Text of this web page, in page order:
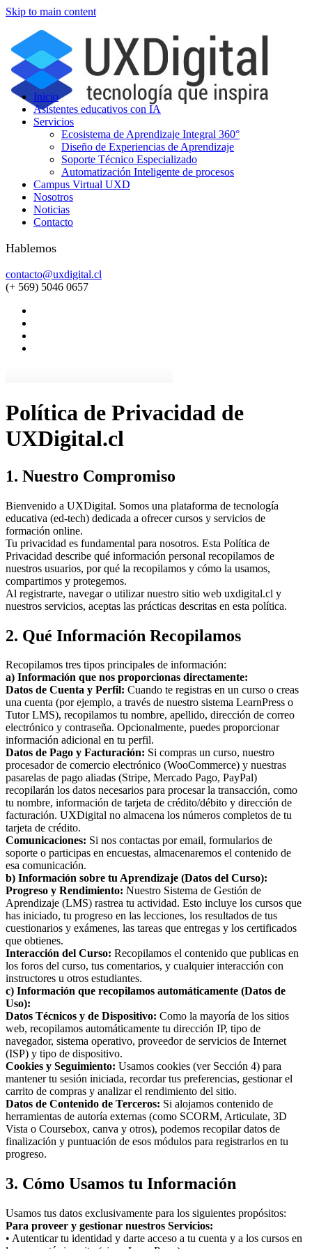
Skip to main content
Inicio
Asistentes educativos con IA
Servicios
Ecosistema de Aprendizaje Integral 360°
Diseño de Experiencias de Aprendizaje
Soporte Técnico Especializado
Automatización Inteligente de procesos
Campus Virtual UXD
Nosotros
Noticias
Contacto
Hablemos
contacto@uxdigital.cl
(+ 569) 5046 0657
Política de Privacidad de
UXDigital.cl
1. Nuestro Compromiso
Bienvenido a UXDigital. Somos una plataforma de tecnología
educativa (ed-tech) dedicada a ofrecer cursos y servicios de
formación online.
Tu privacidad es fundamental para nosotros. Esta Política de
Privacidad describe qué información personal recopilamos de
nuestros usuarios, por qué la recopilamos y cómo la usamos,
compartimos y protegemos.
Al registrarte, navegar o utilizar nuestro sitio web uxdigital.cl y
nuestros servicios, aceptas las prácticas descritas en esta política.
2. Qué Información Recopilamos
Recopilamos tres tipos principales de información:
a) Información que nos proporcionas directamente:
Datos de Cuenta y Perfil: Cuando te registras en un curso o creas
una cuenta (por ejemplo, a través de nuestro sistema LearnPress o
Tutor LMS), recopilamos tu nombre, apellido, dirección de correo
electrónico y contraseña. Opcionalmente, puedes proporcionar
información adicional en tu perfil.
Datos de Pago y Facturación: Si compras un curso, nuestro
procesador de comercio electrónico (WooCommerce) y nuestras
pasarelas de pago aliadas (Stripe, Mercado Pago, PayPal)
recopilarán los datos necesarios para procesar la transacción, como
tu nombre, información de tarjeta de crédito/débito y dirección de
facturación. UXDigital no almacena los números completos de tu
tarjeta de crédito.
Comunicaciones: Si nos contactas por email, formularios de
soporte o participas en encuestas, almacenaremos el contenido de
esa comunicación.
b) Información sobre tu Aprendizaje (Datos del Curso):
Progreso y Rendimiento: Nuestro Sistema de Gestión de
Aprendizaje (LMS) rastrea tu actividad. Esto incluye los cursos que
has iniciado, tu progreso en las lecciones, los resultados de tus
cuestionarios y exámenes, las tareas que entregas y los certificados
que obtienes.
Interacción del Curso: Recopilamos el contenido que publicas en
los foros del curso, tus comentarios, y cualquier interacción con
instructores u otros estudiantes.
c) Información que recopilamos automáticamente (Datos de
Uso):
Datos Técnicos y de Dispositivo: Como la mayoría de los sitios
web, recopilamos automáticamente tu dirección IP, tipo de
navegador, sistema operativo, proveedor de servicios de Internet
(ISP) y tipo de dispositivo.
Cookies y Seguimiento: Usamos cookies (ver Sección 4) para
mantener tu sesión iniciada, recordar tus preferencias, gestionar el
carrito de compras y analizar el rendimiento del sitio.
Datos de Contenido de Terceros: Si alojamos contenido de
herramientas de autoría externas (como SCORM, Articulate, 3D
Vista o Coursebox, canva y otros), podemos recopilar datos de
finalización y puntuación de esos módulos para registrarlos en tu
progreso.
3. Cómo Usamos tu Información
Usamos tus datos exclusivamente para los siguientes propósitos:
Para proveer y gestionar nuestros Servicios:
• Autenticar tu identidad y darte acceso a tu cuenta y a los cursos en